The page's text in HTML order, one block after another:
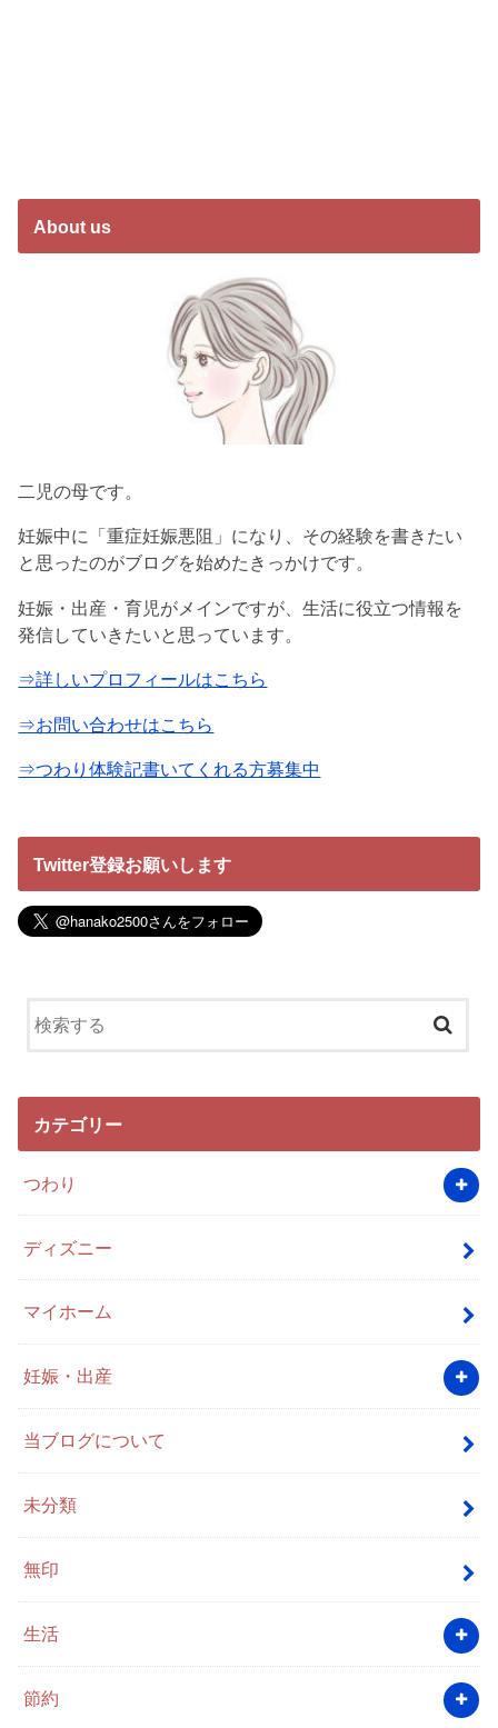
About us
二児の母です。
妊娠中に「重症妊娠悪阻」になり、その経験を書きたい
と思ったのがブログを始めたきっかけです。
妊娠・出産・育児がメインですが、生活に役立つ情報を
発信していきたいと思っています。
⇒詳しいプロフィールはこちら
⇒お問い合わせはこちら
⇒つわり体験記書いてくれる方募集中
Twitter登録お願いします
カテゴリー
つわり
ディズニー
マイホーム
妊娠・出産
当ブログについて
未分類
無印
生活
節約